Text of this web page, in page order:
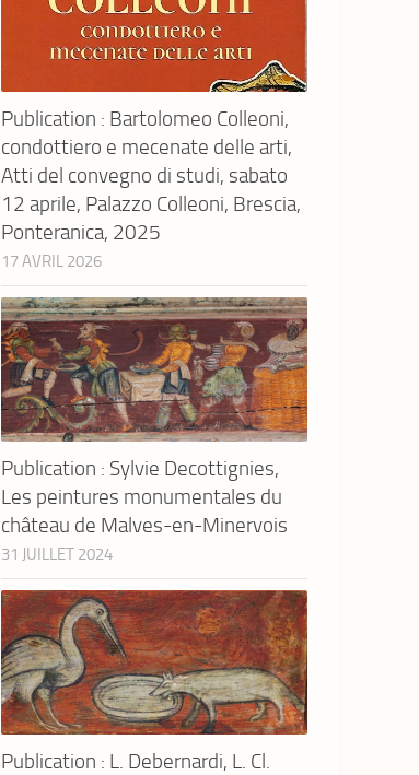
Publication : Bartolomeo Colleoni,
condottiero e mecenate delle arti,
Atti del convegno di studi, sabato
12 aprile, Palazzo Colleoni, Brescia,
Ponteranica, 2025
17 AVRIL 2026
Publication : Sylvie Decottignies,
Les peintures monumentales du
château de Malves-en-Minervois
31 JUILLET 2024
Publication : L. Debernardi, L. Cl.